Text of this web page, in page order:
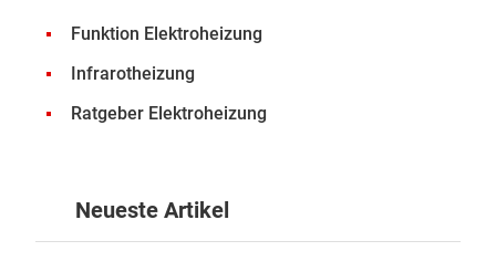
Funktion Elektroheizung
Infrarotheizung
Ratgeber Elektroheizung
Neueste Artikel